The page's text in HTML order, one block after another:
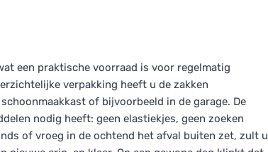
een praktische voorraad is voor regelmatig
verpakking heeft u de zakken
of bijvoorbeeld in de garage. De
nodig heeft: geen elastiekjes, geen zoeken
of vroeg in de ochtend het afval buiten zet, zult u